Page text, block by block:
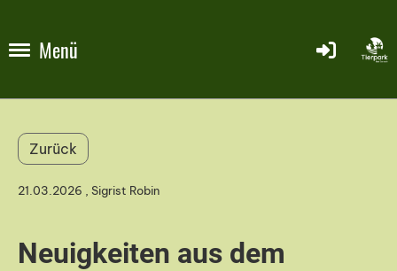
Menü
Zurück
21.03.2026 , Sigrist Robin
Neuigkeiten aus dem